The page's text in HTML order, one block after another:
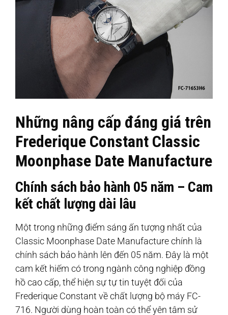
Những nâng cấp đáng giá trên
Frederique Constant Classic
Moonphase Date Manufacture
Chính sách bảo hành 05 năm – Cam
kết chất lượng dài lâu
Một trong những điểm sáng ấn tượng nhất của
Classic Moonphase Date Manufacture chính là
chính sách bảo hành lên đến 05 năm. Đây là một
cam kết hiếm có trong ngành công nghiệp đồng
hồ cao cấp, thể hiện sự tự tin tuyệt đối của
Frederique Constant về chất lượng bộ máy FC-
716. Người dùng hoàn toàn có thể yên tâm sử